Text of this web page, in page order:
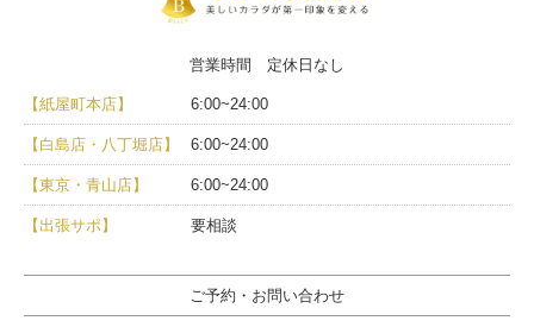
営業時間 定休日なし
【紙屋町本店】 6:00~24:00
【白島店・八丁堀店】 6:00~24:00
【東京・青山店】 6:00~24:00
【出張サポ】 要相談
ご予約・お問い合わせ